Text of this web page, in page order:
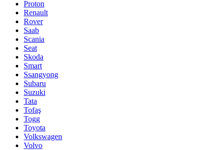
Proton
Renault
Rover
Saab
Scania
Seat
Skoda
Smart
Ssangyong
Subaru
Suzuki
Tata
Tofaş
Togg
Toyota
Volkswagen
Volvo